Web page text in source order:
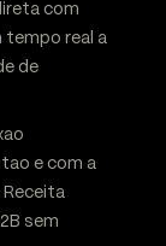
com
tempo real a
de
e com a
sem